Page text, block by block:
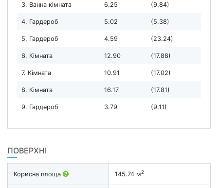
3. Ванна кімната 6.25 (9.84)
4. Гардероб 5.02 (5.38)
5. Гардероб 4.59 (23.24)
6. Кімната 12.90 (17.88)
7. Кімната 10.91 (17.02)
8. Кімната 16.17 (17.81)
9. Гардероб 3.79 (9.11)
ПОВЕРХНІ
Корисна площа 145.74 м2